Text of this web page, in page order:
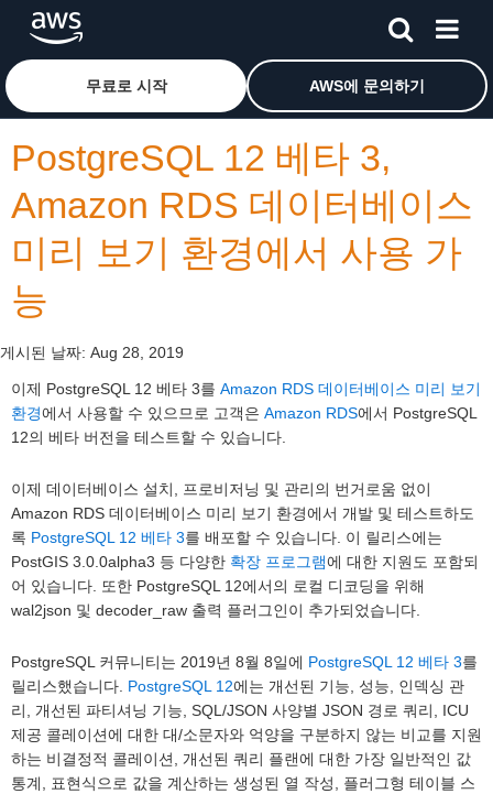
메인 콘텐츠로 건너뛰기Amazon Web Services 홈 페이지로 돌아가려면 여기를 클
무료로 시작 AWS에 문의하기
PostgreSQL 12 베타 3,
Amazon RDS 데이터베이스
미리 보기 환경에서 사용 가
능
게시된 날짜: Aug 28, 2019
이제 PostgreSQL 12 베타 3를 Amazon RDS 데이터베이스 미리 보기
환경에서 사용할 수 있으므로 고객은 Amazon RDS에서 PostgreSQL
12의 베타 버전을 테스트할 수 있습니다.
이제 데이터베이스 설치, 프로비저닝 및 관리의 번거로움 없이
Amazon RDS 데이터베이스 미리 보기 환경에서 개발 및 테스트하도
록 PostgreSQL 12 베타 3를 배포할 수 있습니다. 이 릴리스에는
PostGIS 3.0.0alpha3 등 다양한 확장 프로그램에 대한 지원도 포함되
어 있습니다. 또한 PostgreSQL 12에서의 로컬 디코딩을 위해
wal2json 및 decoder_raw 출력 플러그인이 추가되었습니다.
PostgreSQL 커뮤니티는 2019년 8월 8일에 PostgreSQL 12 베타 3를
릴리스했습니다. PostgreSQL 12에는 개선된 기능, 성능, 인덱싱 관
리, 개선된 파티셔닝 기능, SQL/JSON 사양별 JSON 경로 쿼리, ICU
제공 콜레이션에 대한 대/소문자와 억양을 구분하지 않는 비교를 지원
하는 비결정적 콜레이션, 개선된 쿼리 플랜에 대한 가장 일반적인 값
통계, 표현식으로 값을 계산하는 생성된 열 작성, 플러그형 테이블 스